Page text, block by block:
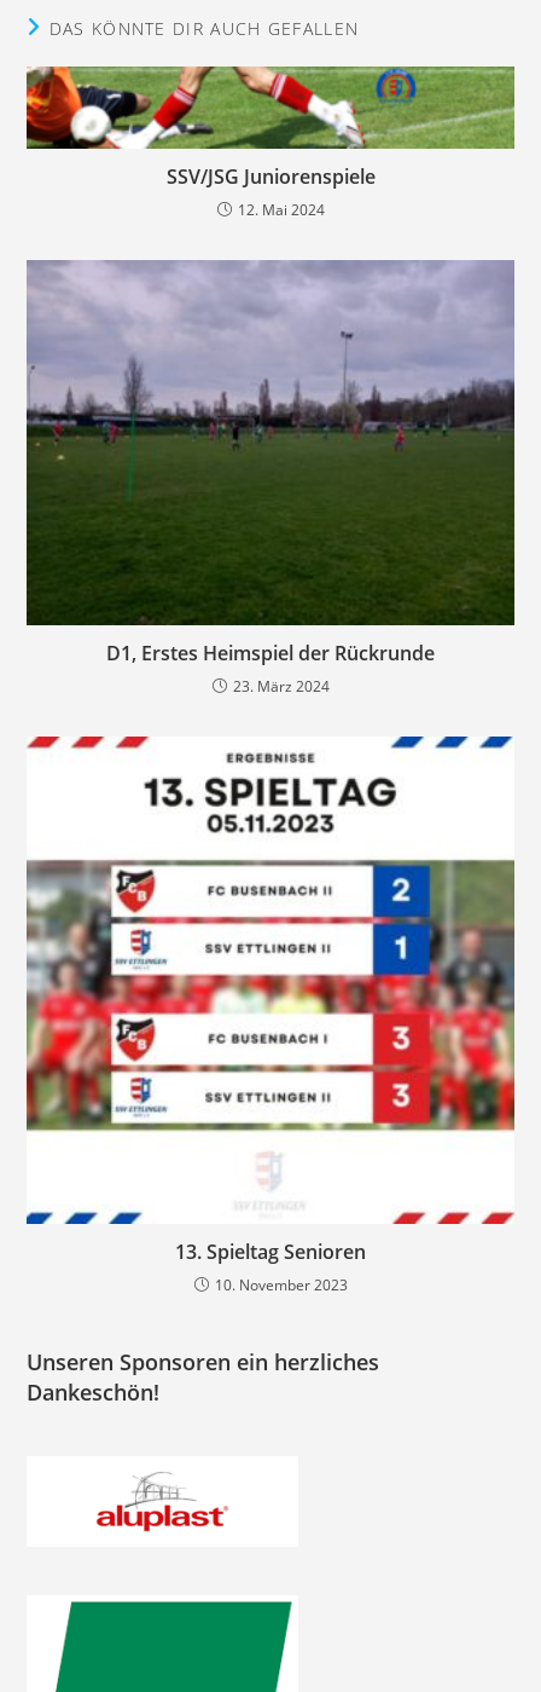
DAS KÖNNTE DIR AUCH GEFALLEN
SSV/JSG Juniorenspiele
12. Mai 2024
D1, Erstes Heimspiel der Rückrunde
23. März 2024
13. Spieltag Senioren
10. November 2023
Unseren Sponsoren ein herzliches
Dankeschön!